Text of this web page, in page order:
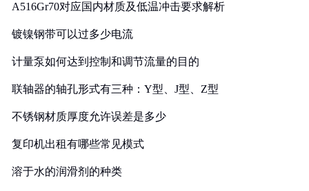
A516Gr70对应国内材质及低温冲击要求解析
镀镍钢带可以过多少电流
计量泵如何达到控制和调节流量的目的
联轴器的轴孔形式有三种：Y型、J型、Z型
不锈钢材质厚度允许误差是多少
复印机出租有哪些常见模式
溶于水的润滑剂的种类